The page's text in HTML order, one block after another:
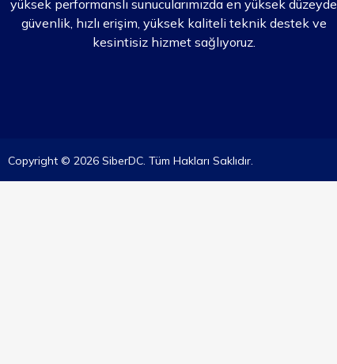
yüksek performanslı sunucularımızda en yüksek düzeyde
güvenlik, hızlı erişim, yüksek kaliteli teknik destek ve
kesintisiz hizmet sağlıyoruz.
Copyright © 2026 SiberDC. Tüm Hakları Saklıdır.